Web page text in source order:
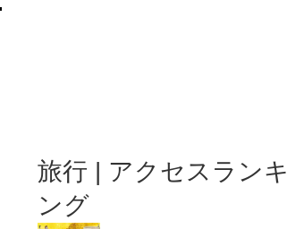
旅行 | アクセスランキ
ング